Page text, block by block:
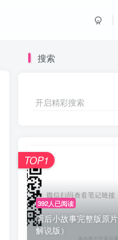
搜索
开启精彩搜索
392人已阅读
雨后小故事完整版原
解说版）
TOP1